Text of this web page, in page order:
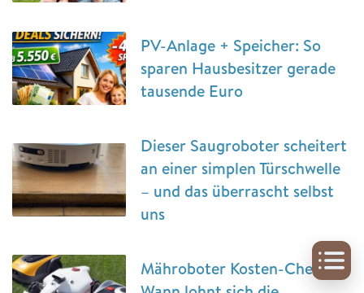
PV-Anlage + Speicher: So
sparen Hausbesitzer gerade
tausende Euro
Dieser Saugroboter scheitert
an einer simplen Türschwelle
– und das überrascht selbst
uns
Mähroboter Kosten-Check: